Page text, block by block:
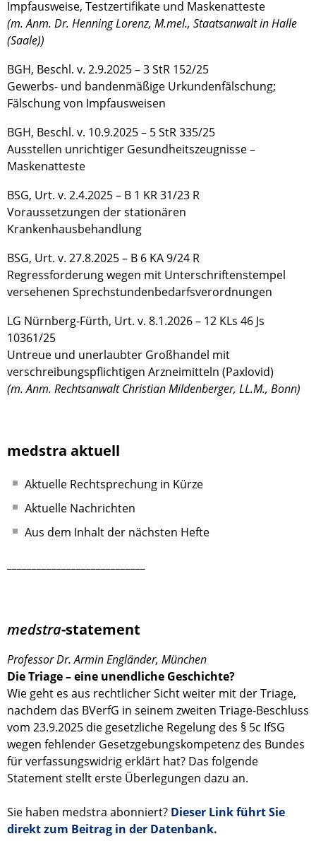
Impfausweise, Testzertifikate und Maskenatteste
(m. Anm. Dr. Henning Lorenz, M.mel., Staatsanwalt in Halle
(Saale))
BGH, Beschl. v. 2.9.2025 – 3 StR 152/25
Gewerbs- und bandenmäßige Urkundenfälschung;
Fälschung von Impfausweisen
BGH, Beschl. v. 10.9.2025 – 5 StR 335/25
Ausstellen unrichtiger Gesundheitszeugnisse –
Maskenatteste
BSG, Urt. v. 2.4.2025 – B 1 KR 31/23 R
Voraussetzungen der stationären
Krankenhausbehandlung
BSG, Urt. v. 27.8.2025 – B 6 KA 9/24 R
Regressforderung wegen mit Unterschriftenstempel
versehenen Sprechstundenbedarfsverordnungen
LG Nürnberg-Fürth, Urt. v. 8.1.2026 – 12 KLs 46 Js
10361/25
Untreue und unerlaubter Großhandel mit
verschreibungspflichtigen Arzneimitteln (Paxlovid)
(m. Anm. Rechtsanwalt Christian Mildenberger, LL.M., Bonn)
medstra aktuell
Aktuelle Rechtsprechung in Kürze
Aktuelle Nachrichten
Aus dem Inhalt der nächsten Hefte
medstra-statement
Professor Dr. Armin Engländer, München
Die Triage – eine unendliche Geschichte?
Wie geht es aus rechtlicher Sicht weiter mit der Triage,
nachdem das BVerfG in seinem zweiten Triage-Beschluss
vom 23.9.2025 die gesetzliche Regelung des § 5c IfSG
wegen fehlender Gesetzgebungskompetenz des Bundes
für verfassungswidrig erklärt hat? Das folgende
Statement stellt erste Überlegungen dazu an.
Sie haben medstra abonniert? Dieser Link führt Sie
direkt zum Beitrag in der Datenbank.